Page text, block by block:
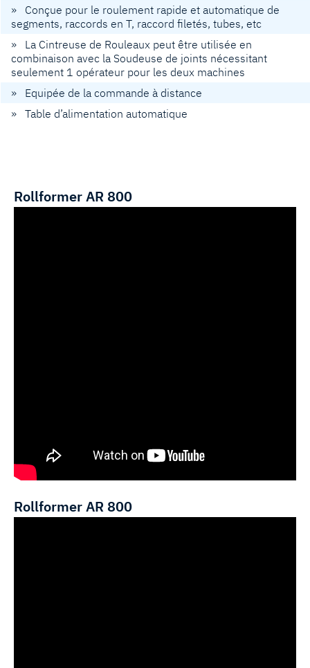
» Conçue pour le roulement rapide et automatique de
segments, raccords en T, raccord filetés, tubes, etc
» La Cintreuse de Rouleaux peut être utilisée en
combinaison avec la Soudeuse de joints nécessitant
seulement 1 opérateur pour les deux machines
» Equipée de la commande à distance
» Table d’alimentation automatique
Rollformer AR 800
Rollformer AR 800